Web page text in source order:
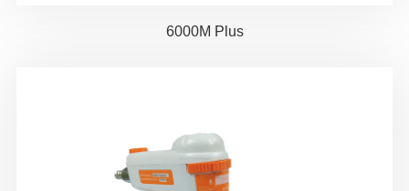
6000M Plus